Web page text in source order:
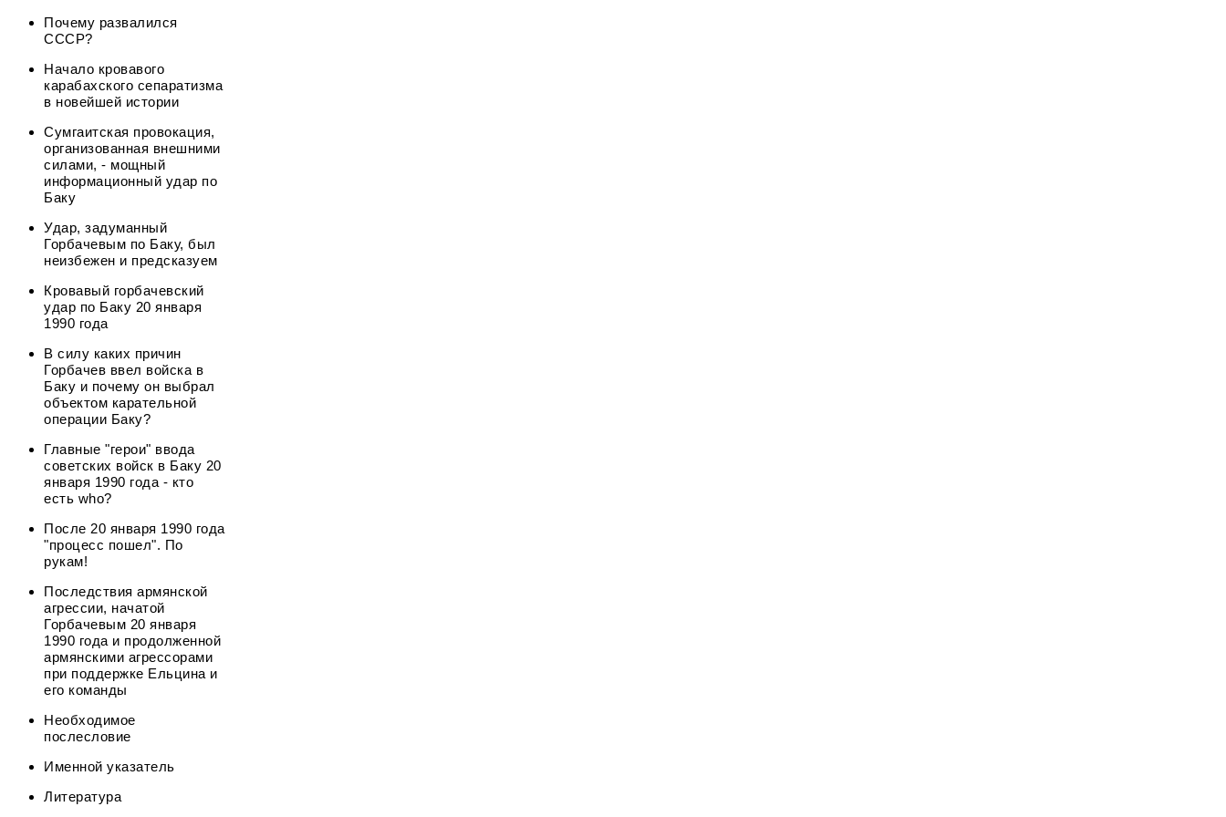
Почему развалился
СССР?
Начало кровавого
карабахского сепаратизма
в новейшей истории
Сумгаитская провокация,
организованная внешними
силами, - мощный
информационный удар по
Баку
Удар, задуманный
Горбачевым по Баку, был
неизбежен и предсказуем
Кровавый горбачевский
удар по Баку 20 января
1990 года
В силу каких причин
Горбачев ввел войска в
Баку и почему он выбрал
объектом карательной
операции Баку?
Главные "герои" ввода
советских войск в Баку 20
января 1990 года - кто
есть who?
После 20 января 1990 года
"процесс пошел". По
рукам!
Последствия армянской
агрессии, начатой
Горбачевым 20 января
1990 года и продолженной
армянскими агрессорами
при поддержке Ельцина и
его команды
Необходимое
послесловие
Именной указатель
Литература